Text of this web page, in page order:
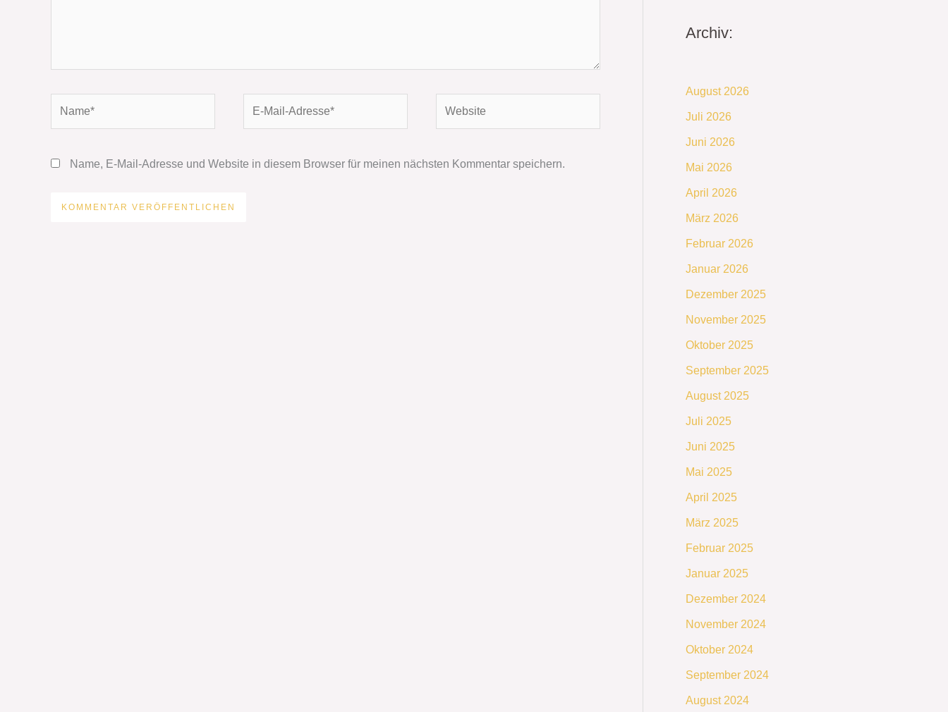
Mail-
Name, E-Mail-Adresse und Website in diesem Browser für meinen nächsten Kommentar speichern.
Archiv:
August 2026
Juli 2026
Juni 2026
Mai 2026
April 2026
März 2026
Februar 2026
Januar 2026
Dezember 2025
November 2025
Oktober 2025
September 2025
August 2025
Juli 2025
Juni 2025
Mai 2025
April 2025
März 2025
Februar 2025
Januar 2025
Dezember 2024
November 2024
Oktober 2024
September 2024
August 2024